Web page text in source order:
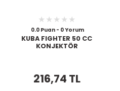
0.0 Puan - 0 Yorum
KUBA FIGHTER 50 CC
KONJEKTÖR
216,74 TL